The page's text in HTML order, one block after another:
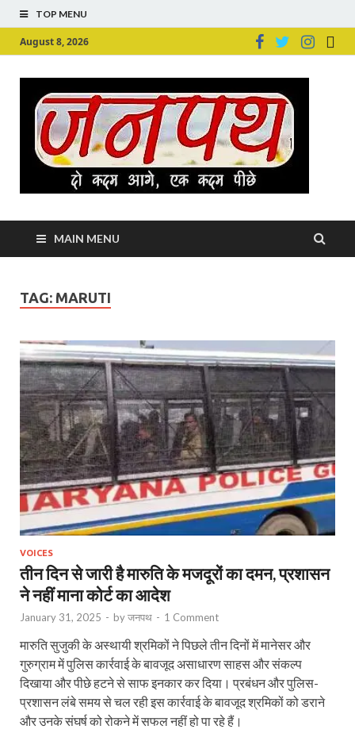
TOP MENU
August 8, 2026
MAIN MENU
TAG: MARUTI
VOICES
तीन दिन से जारी है मारुति के मजदूरों का दमन, प्रशासन
ने नहीं माना कोर्ट का आदेश
January 31, 2025 - byजनपथ - 1 Comment
मारुति सुजुकी के अस्थायी श्रमिकों ने पिछले तीन दिनों में मानेसर और
गुरुग्राम में पुलिस कार्रवाई के बावजूद असाधारण साहस और संकल्प
दिखाया और पीछे हटने से साफ इनकार कर दिया। प्रबंधन और पुलिस-
प्रशासन लंबे समय से चल रही इस कार्रवाई के बावजूद श्रमिकों को डराने
और उनके संघर्ष को रोकने में सफल नहीं हो पा रहे हैं।